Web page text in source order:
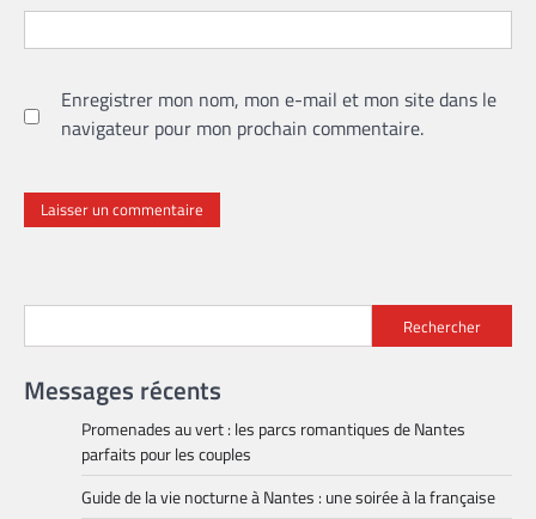
Enregistrer mon nom, mon e-mail et mon site dans le
navigateur pour mon prochain commentaire.
Rechercher
Messages récents
Promenades au vert : les parcs romantiques de Nantes
parfaits pour les couples
Guide de la vie nocturne à Nantes : une soirée à la française